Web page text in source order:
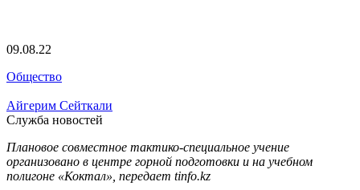
09.08.22
Общество
Айгерим Сейткали
Служба новостей
Плановое совместное тактико-специальное учение
организовано в центре горной подготовки и на учебном
полигоне «Коктал», передает tinfo.kz